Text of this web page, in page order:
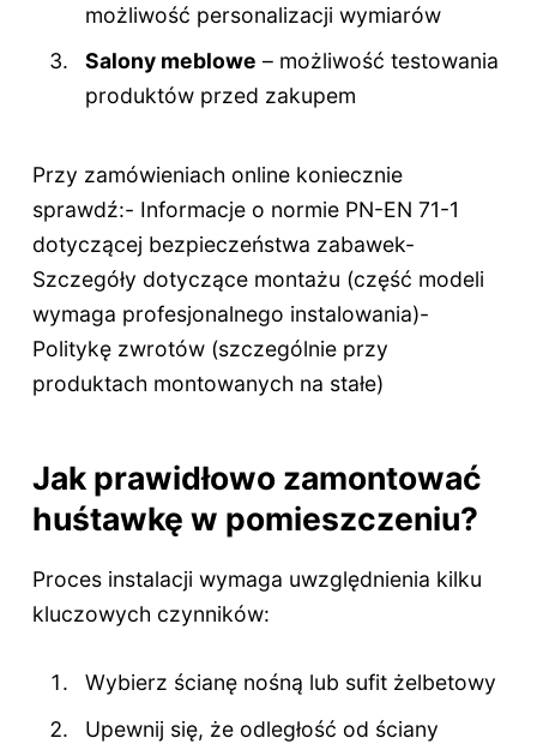
możliwość personalizacji wymiarów
Salony meblowe – możliwość testowania
produktów przed zakupem
Przy zamówieniach online koniecznie
sprawdź:- Informacje o normie PN-EN 71-1
dotyczącej bezpieczeństwa zabawek-
Szczegóły dotyczące montażu (część modeli
wymaga profesjonalnego instalowania)-
Politykę zwrotów (szczególnie przy
produktach montowanych na stałe)
Jak prawidłowo zamontować
huśtawkę w pomieszczeniu?
Proces instalacji wymaga uwzględnienia kilku
kluczowych czynników:
Wybierz ścianę nośną lub sufit żelbetowy
Upewnij się, że odległość od ściany